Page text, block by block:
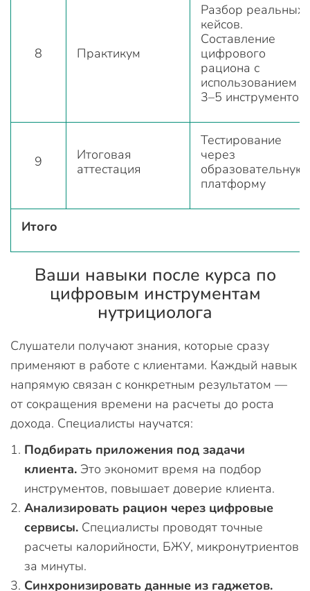
8 Практикум
Разбор реальных
кейсов.
Составление
цифрового
рациона с
использованием
3–5 инструментов
9
Итоговая
аттестация
Тестирование
через
образовательную
платформу
Итого
Ваши навыки после курса по
цифровым инструментам
нутрициолога
Слушатели получают знания, которые сразу
применяют в работе с клиентами. Каждый навык
напрямую связан с конкретным результатом —
от сокращения времени на расчеты до роста
дохода. Специалисты научатся:
Подбирать приложения под задачи
клиента. Это экономит время на подбор
инструментов, повышает доверие клиента.
Анализировать рацион через цифровые
сервисы. Специалисты проводят точные
расчеты калорийности, БЖУ, микронутриентов
за минуты.
Синхронизировать данные из гаджетов.